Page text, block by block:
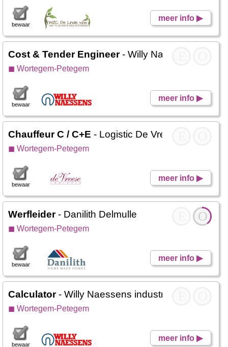
meer info ▶
bewaar
Cost & Tender Engineer- Willy Naessens
◼ Wortegem-Petegem
meer info ▶
bewaar
Chauffeur C / C+E - Logistic De Vreese
◼ Wortegem-Petegem
meer info ▶
bewaar
O
Werfleider- Danilith Delmulle
◼ Wortegem-Petegem
meer info ▶
bewaar
Calculator- Willy Naessens industrie bouw
◼ Wortegem-Petegem
meer info ▶
bewaar